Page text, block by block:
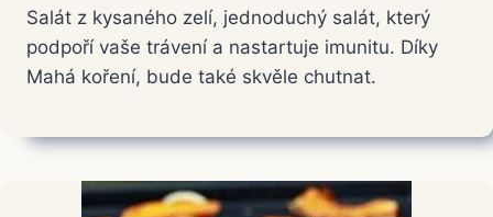
Salát z kysaného zelí, jednoduchý salát, který
podpoří vaše trávení a nastartuje imunitu. Díky
Mahá koření, bude také skvěle chutnat.